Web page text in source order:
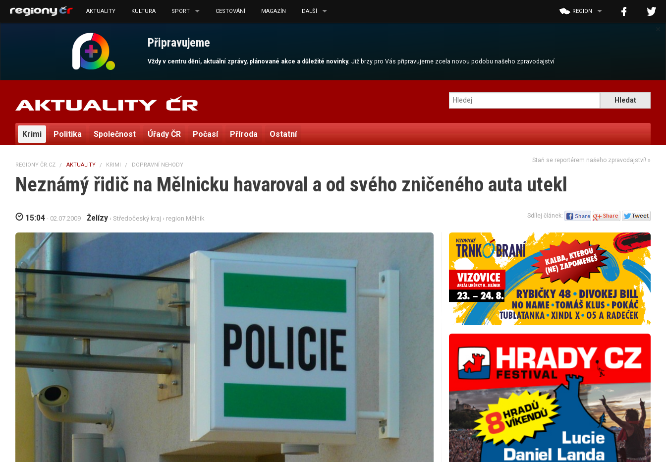
Připravujeme
Vždy v centru dění, aktuální zprávy, plánované akce a důležité novinky.Již brzy pro Vás připravujeme zcela novou podobu našeho zpravodajství
AKTUALITY KULTURA SPORT CESTOVÁNÍ MAGAZÍN DALŠÍ REGION
Krimi Politika Společnost Úřady ČR Počasí Příroda Ostatní
REGIONY ČR.CZ AKTUALITY KRIMI DOPRAVNÍ NEHODY
Staň se reportérem našeho zpravodajství! »
Neznámý řidič na Mělnicku havaroval a od svého zničeného auta utekl
15:04 - 02.07.2009 Želízy › Středočeský kraj › region Mělník Sdílej článek: